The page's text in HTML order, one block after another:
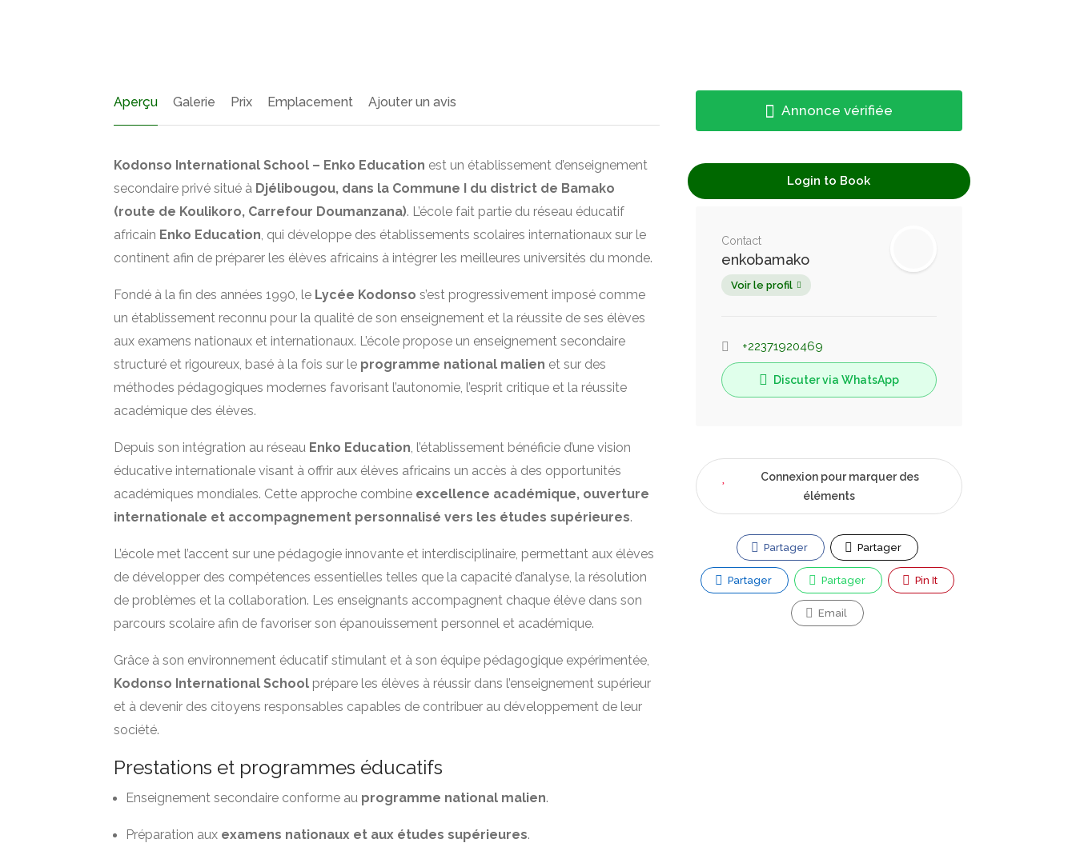
Aperçu Galerie Prix Emplacement Ajouter un avis
Kodonso International School – Enko Education est un établissement d’enseignement
secondaire privé situé à Djélibougou, dans la Commune I du district de Bamako
(route de Koulikoro, Carrefour Doumanzana). L’école fait partie du réseau éducatif
africain Enko Education, qui développe des établissements scolaires internationaux sur le
continent afin de préparer les élèves africains à intégrer les meilleures universités du monde.
Fondé à la fin des années 1990, le Lycée Kodonso s’est progressivement imposé comme
un établissement reconnu pour la qualité de son enseignement et la réussite de ses élèves
aux examens nationaux et internationaux. L’école propose un enseignement secondaire
structuré et rigoureux, basé à la fois sur le programme national malien et sur des
méthodes pédagogiques modernes favorisant l’autonomie, l’esprit critique et la réussite
académique des élèves.
Depuis son intégration au réseau Enko Education, l’établissement bénéficie d’une vision
éducative internationale visant à offrir aux élèves africains un accès à des opportunités
académiques mondiales. Cette approche combine excellence académique, ouverture
internationale et accompagnement personnalisé vers les études supérieures.
L’école met l’accent sur une pédagogie innovante et interdisciplinaire, permettant aux élèves
de développer des compétences essentielles telles que la capacité d’analyse, la résolution
de problèmes et la collaboration. Les enseignants accompagnent chaque élève dans son
parcours scolaire afin de favoriser son épanouissement personnel et académique.
Grâce à son environnement éducatif stimulant et à son équipe pédagogique expérimentée,
Kodonso International School prépare les élèves à réussir dans l’enseignement supérieur
et à devenir des citoyens responsables capables de contribuer au développement de leur
société.
Prestations et programmes éducatifs
Enseignement secondaire conforme au programme national malien.
Préparation aux examens nationaux et aux études supérieures.
Annonce vérifiée
Login to Book
Contact
enkobamako
Voir le profil
+22371920469
Discuter via WhatsApp
Connexion pour marquer des
éléments
Partager Partager
Partager Partager Pin It
Email